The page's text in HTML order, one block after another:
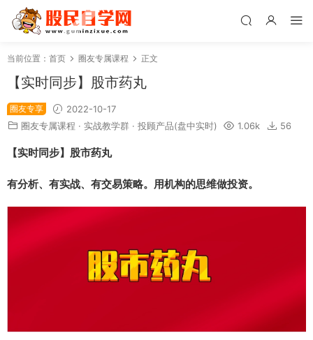
当前位置： 首页 圈友专属课程 正文
【实时同步】股市药丸
圈友专享
2022-10-17
圈友专属课程 · 实战教学群 · 投顾产品(盘中实时) 1.06k 56
【实时同步】股市药丸
有分析、有实战、有交易策略。用机构的思维做投资。